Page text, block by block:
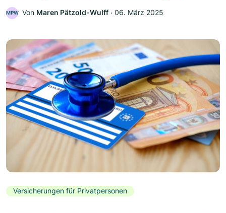
MPW Von Maren Pätzold-Wulff ‧ 06. März 2025
Versicherungen für Privatpersonen